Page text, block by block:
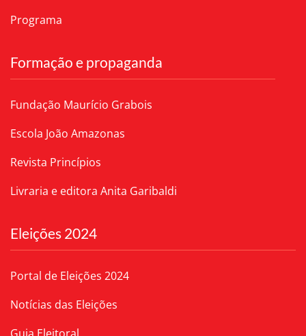
Programa
Formação e propaganda
Fundação Maurício Grabois
Escola João Amazonas
Revista Princípios
Livraria e editora Anita Garibaldi
Eleições 2024
Portal de Eleições 2024
Notícias das Eleições